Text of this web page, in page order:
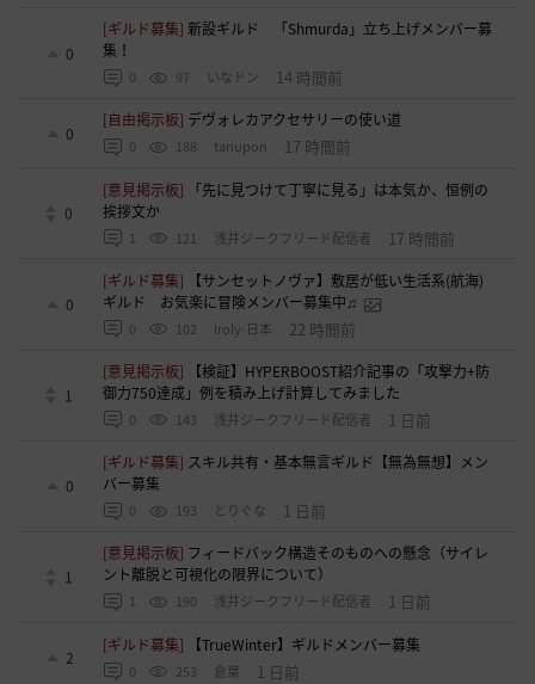
0
[ギルド募集]新設ギルド 「Shmurda」立ち上げメンバー募
集！
0 97 いなドン 14 時間前
0
[自由掲示板] デヴォレカアクセサリーの使い道
0 188 tanupon 17 時間前
0
[意見掲示板]
「先に見つけて丁寧に見る」は本気か、恒例の
挨拶文か
1 121 浅井ジークフリード配信者 17 時間前
0
[ギルド募集]
【サンセットノヴァ】敷居が低い生活系(航海)
ギルド お気楽に冒険メンバー募集中♫
0 102 Iroly-日本 22 時間前
1
[意見掲示板]
【検証】HYPERBOOST紹介記事の「攻撃力+防
御力750達成」例を積み上げ計算してみました
0 143 浅井ジークフリード配信者 1 日前
0
[ギルド募集] スキル共有・基本無言ギルド【無為無想】メン
バー募集
0 193 とりぐな 1 日前
1
[意見掲示板] フィードバック構造そのものへの懸念（サイレ
ント離脱と可視化の限界について）
1 190 浅井ジークフリード配信者 1 日前
2
[ギルド募集] 【TrueWinter】ギルドメンバー募集
0 253 倉葉 1 日前